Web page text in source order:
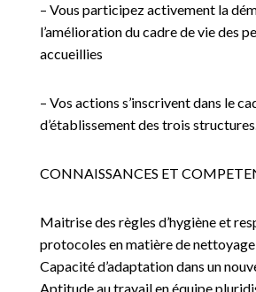
– Vous participez activement la
l’amélioration du cadre de vie des
accueillies
– Vos actions s’inscrivent dans le
d’établissement des trois
CONNAISSANCES ET
Maitrise des règles d’hygiène et
protocoles en matière de
Capacité d’adaptation dans un
Aptitude au travail en équipe